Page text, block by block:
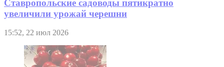
Ставропольские садоводы пятикратно
увеличили урожай черешни
15:52, 22 июл 2026